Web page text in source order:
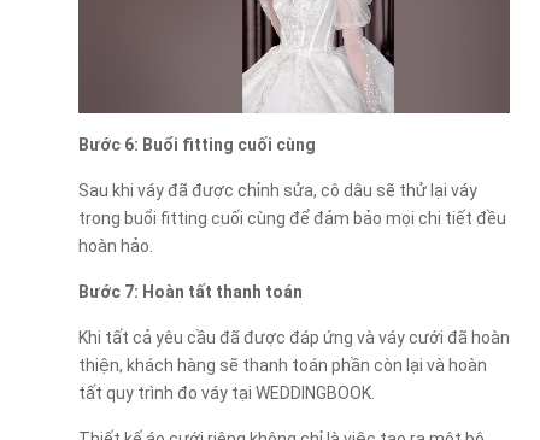
Bước 6: Buổi fitting cuối cùng
Sau khi váy đã được chỉnh sửa, cô dâu sẽ thử lại váy
trong buổi fitting cuối cùng để đảm bảo mọi chi tiết đều
hoàn hảo.
Bước 7: Hoàn tất thanh toán
Khi tất cả yêu cầu đã được đáp ứng và váy cưới đã hoàn
thiện, khách hàng sẽ thanh toán phần còn lại và hoàn
tất quy trình đo váy tại WEDDINGBOOK.